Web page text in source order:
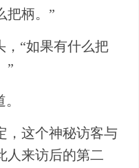
把柄。”
，“如果有什么把
”
，这个神秘访客与
人来访后的第二